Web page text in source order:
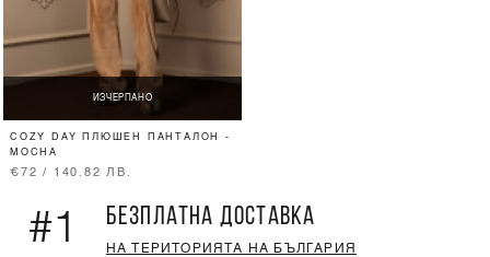
ИЗЧЕРПАНО
COZY DAY ПЛЮШЕН ПАНТАЛОН -
MOCHA
€72 / 140.82 ЛВ.
#1 БЕЗПЛАТНА ДОСТАВКА
НА ТЕРИТОРИЯТА НА БЪЛГАРИЯ